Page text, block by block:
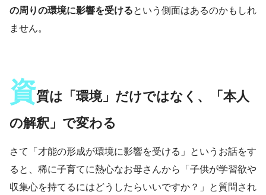
の周りの環境に影響を受けるという側面はあるのかもしれ
ません。
資質は「環境」だけではなく、「本人
の解釈」で変わる
さて「才能の形成が環境に影響を受ける」というお話をす
ると、稀に子育てに熱心なお母さんから「子供が学習欲や
収集心を持てるにはどうしたらいいですか？」と質問され